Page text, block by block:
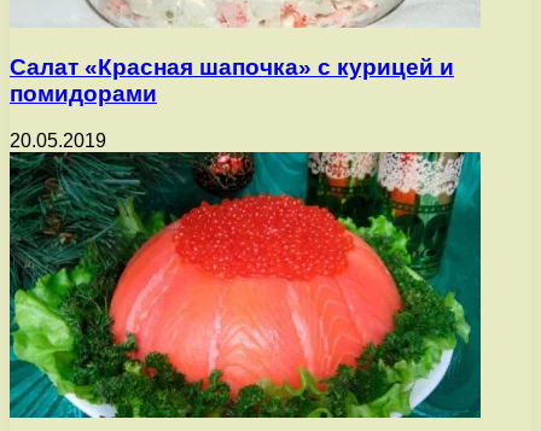
Салат «Красная шапочка» с курицей и
помидорами
20.05.2019